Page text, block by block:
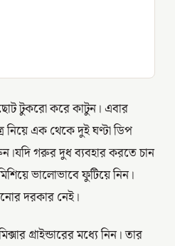
টুকরো করে কাটুন। এবার
এক থেকে দুই ঘণ্টা ডিপ
গরুর দুধ ব্যবহার করতে চান
ভালোভাবে ফুটিয়ে নিন।
দরকার নেই।
গ্রাইন্ডারের মধ্যে নিন। তার